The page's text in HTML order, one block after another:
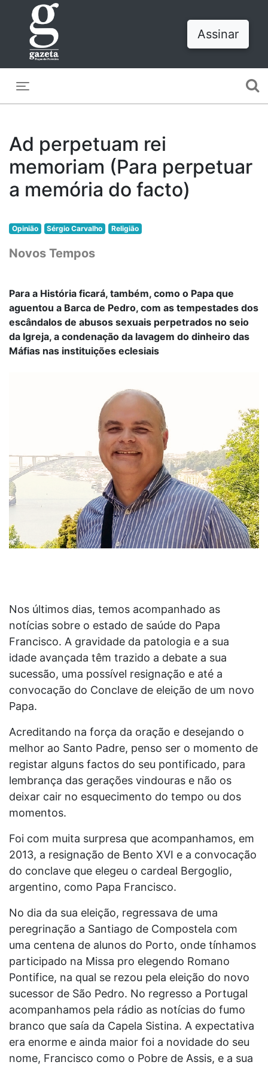
Assinar
Ad perpetuam rei
memoriam (Para perpetuar
a memória do facto)
Opinião Sérgio Carvalho Religião
Novos Tempos
Para a História ficará, também, como o Papa que
aguentou a Barca de Pedro, com as tempestades dos
escândalos de abusos sexuais perpetrados no seio
da Igreja, a condenação da lavagem do dinheiro das
Máfias nas instituições eclesiais
Nos últimos dias, temos acompanhado as
notícias sobre o estado de saúde do Papa
Francisco. A gravidade da patologia e a sua
idade avançada têm trazido a debate a sua
sucessão, uma possível resignação e até a
convocação do Conclave de eleição de um novo
Papa.
Acreditando na força da oração e desejando o
melhor ao Santo Padre, penso ser o momento de
registar alguns factos do seu pontificado, para
lembrança das gerações vindouras e não os
deixar cair no esquecimento do tempo ou dos
momentos.
Foi com muita surpresa que acompanhamos, em
2013, a resignação de Bento XVI e a convocação
do conclave que elegeu o cardeal Bergoglio,
argentino, como Papa Francisco.
No dia da sua eleição, regressava de uma
peregrinação a Santiago de Compostela com
uma centena de alunos do Porto, onde tínhamos
participado na Missa pro elegendo Romano
Pontifice, na qual se rezou pela eleição do novo
sucessor de São Pedro. No regresso a Portugal
acompanhamos pela rádio as notícias do fumo
branco que saía da Capela Sistina. A expectativa
era enorme e ainda maior foi a novidade do seu
nome, Francisco como o Pobre de Assis, e a sua